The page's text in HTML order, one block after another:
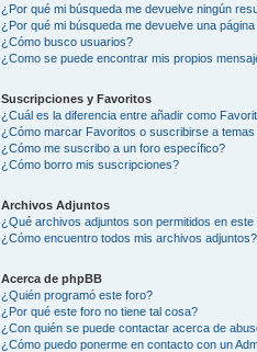
¿Por qué mi búsqueda me devuelve ningún
¿Por qué mi búsqueda me devuelve una
¿Cómo busco usuarios?
¿Como se puede encontrar mis propios
Suscripciones y Favoritos
¿Cuál es la diferencia entre añadir como
¿Cómo marcar Favoritos o suscribirse a
¿Cómo me suscribo a un foro específico?
¿Cómo borro mis suscripciones?
Archivos Adjuntos
¿Qué archivos adjuntos son permitidos en este
¿Cómo encuentro todos mis archivos adjuntos?
Acerca de phpBB
¿Quién programó este foro?
¿Por qué este foro no tiene tal cosa?
¿Con quién se puede contactar acerca de
¿Cómo puedo ponerme en contacto con un